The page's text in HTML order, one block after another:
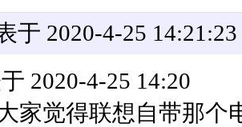
于 2020-4-25 14:21:23
2020-4-25 14:20
家觉得联想自带那